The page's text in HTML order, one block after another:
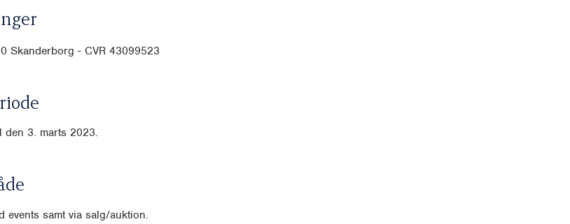
Skanderborg - CVR 43099523
den 3. marts 2023.
events samt via salg/auktion.